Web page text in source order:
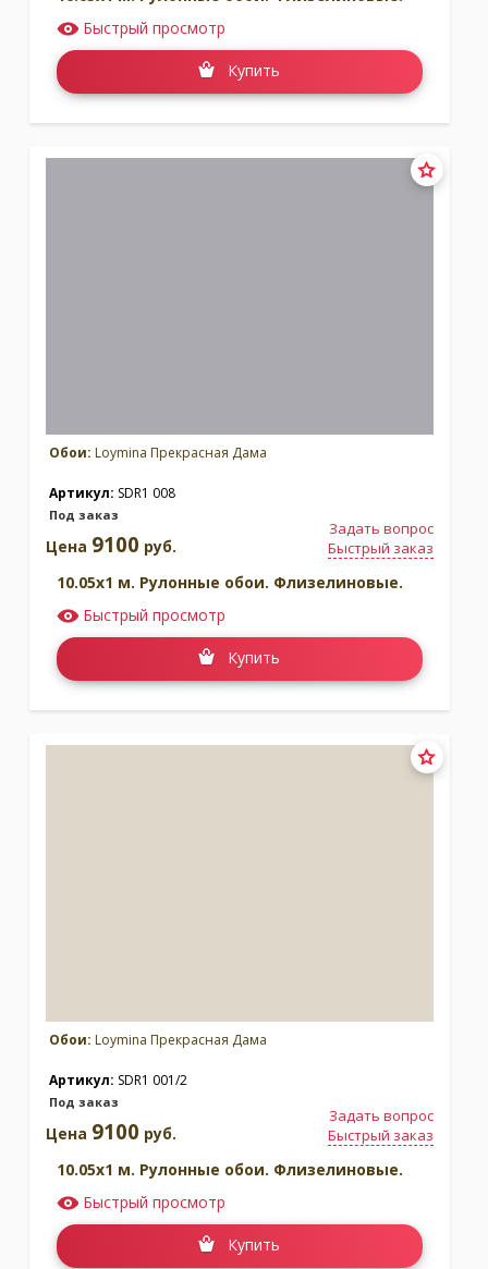
Быстрый просмотр
Купить
Обои: Loymina Прекрасная Дама
Артикул: SDR1 008
Под заказ
Задать вопрос
Быстрый заказ
Цена 9100 руб.
10.05x1 м. Рулонные обои. Флизелиновые.
Быстрый просмотр
Купить
Обои: Loymina Прекрасная Дама
Артикул: SDR1 001/2
Под заказ
Задать вопрос
Быстрый заказ
Цена 9100 руб.
10.05x1 м. Рулонные обои. Флизелиновые.
Быстрый просмотр
Купить